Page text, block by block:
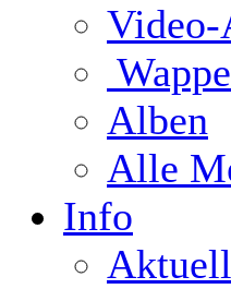
Video-
Alben
Alle
Info